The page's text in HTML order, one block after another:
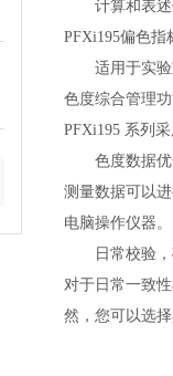
计算和表述
PFXi195偏色
适用于实验
色度综合管理
PFXi195 系列
色度数据优
测量数据可以
电脑操作仪器。
日常校验，
对于日常一致
然，您可以选